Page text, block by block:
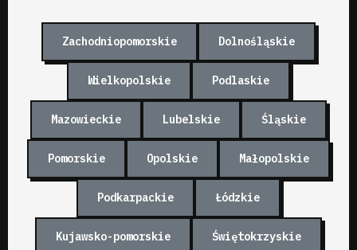
Zachodniopomorskie Dolnośląskie
Wielkopolskie Podlaskie
Mazowieckie Lubelskie Śląskie
Pomorskie Opolskie Małopolskie
Podkarpackie Łódzkie
Kujawsko-pomorskie Świętokrzyskie